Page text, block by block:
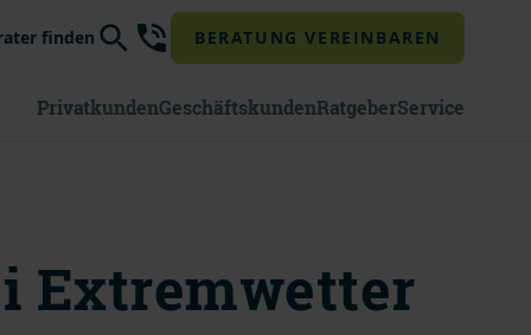
finden BERATUNG VEREINBAREN
PrivatkundenGeschäftskundenRatgeberService
Extremwetter